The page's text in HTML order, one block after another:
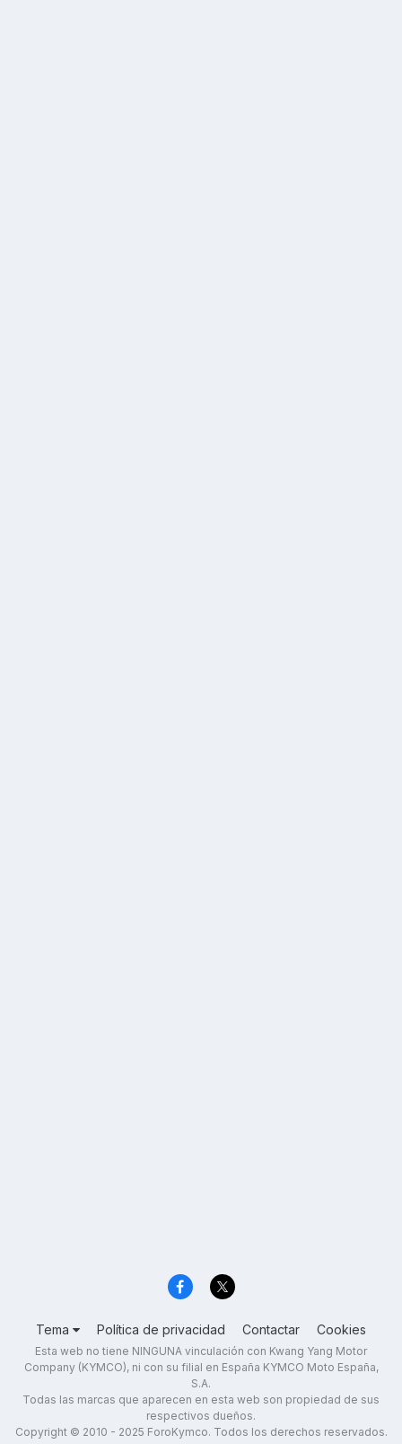
Tema Política de privacidad Contactar Cookies
Esta web no tiene NINGUNA vinculación con Kwang Yang Motor
Company (KYMCO), ni con su filial en España KYMCO Moto España,
S.A.
Todas las marcas que aparecen en esta web son propiedad de sus
respectivos dueños.
Copyright © 2010 - 2025 ForoKymco. Todos los derechos reservados.